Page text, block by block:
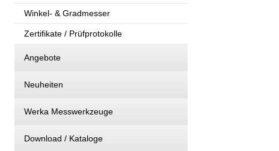
Winkel- & Gradmesser
Zertifikate / Prüfprotokolle
Angebote
Neuheiten
Werka Messwerkzeuge
Download / Kataloge